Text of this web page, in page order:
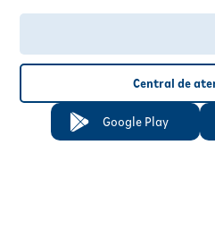
Central de
Google Play